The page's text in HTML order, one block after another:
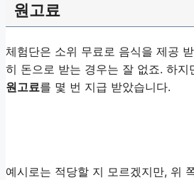
원고료
체험단은 소위 무료로 음식을 제공
히 돈으로 받는 경우는 잘 없죠. 하
원고료를 몇 번 지급 받았습니다.
예시로는 적당할 지 모르겠지만, 위